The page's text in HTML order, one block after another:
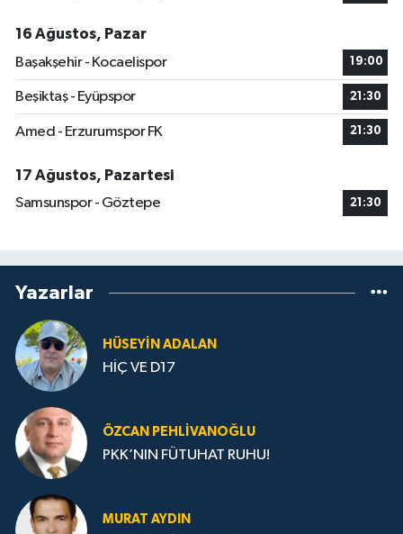
16 Ağustos, Pazar
Başakşehir - Kocaelispor
19:00
Beşiktaş - Eyüpspor 21:30
Amed - Erzurumspor FK 21:30
17 Ağustos, Pazartesi
Samsunspor - Göztepe
21:30
Yazarlar
HÜSEYIN ADALAN
HİÇ VE D17
ÖZCAN PEHLIVANOĞLU
PKK’NIN FÜTUHAT RUHU!
MURAT AYDIN